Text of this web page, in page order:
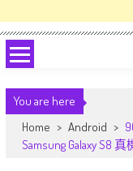
You are here
Home > Android >
Samsung Galaxy S8